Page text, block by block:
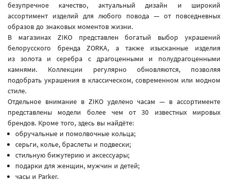
безупречное качество, актуальный дизайн и широкий
ассортимент изделий для любого повода — от повседневных
образов до знаковых моментов жизни.
В магазинах ZIKO представлен богатый выбор украшений
белорусского бренда ZORKA, а также изысканные изделия
из золота и серебра с драгоценными и полудрагоценными
камнями. Коллекции регулярно обновляются, позволяя
подобрать украшения в классическом, современном или модном
стиле.
Отдельное внимание в ZIKO уделено часам — в ассортименте
представлены модели более чем от 30 известных мировых
брендов. Кроме того, здесь вы найдёте:
обручальные и помолвочные кольца;
серьги, колье, браслеты и подвески;
стильную бижутерию и аксессуары;
подарки для женщин, мужчин и детей;
часы и Parker.